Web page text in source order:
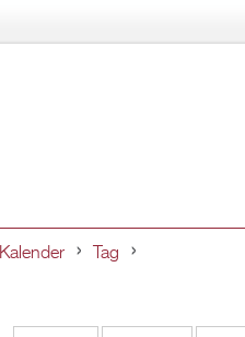
Kalender Tag